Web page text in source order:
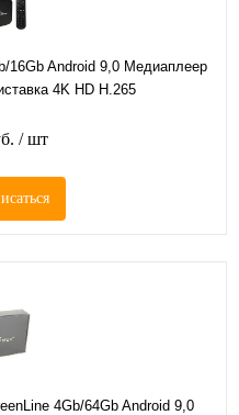
16Gb Android 9,0 Медиаплеер
4K HD H.265
/ шт
4Gb/64Gb Android 9,0